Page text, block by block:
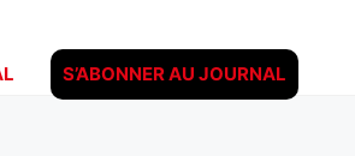
S’ABONNER AU JOURNAL